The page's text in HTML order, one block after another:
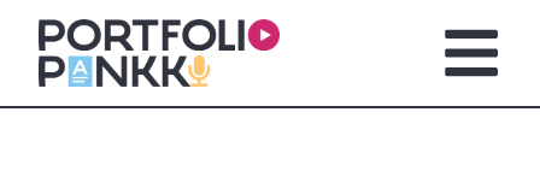
Siirry sisältöön